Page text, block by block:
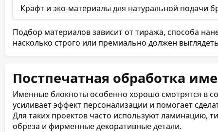
Крафт и эко-материалы для натуральной подачи
Подбор материалов зависит от тиража, способа
насколько строго или премиально должен
Постпечатная обработка
Именные блокноты особенно хорошо смотрятся в
усиливает эффект персонализации и помогает
Для таких проектов часто используют ламинацию,
обреза и фирменные декоративные детали.